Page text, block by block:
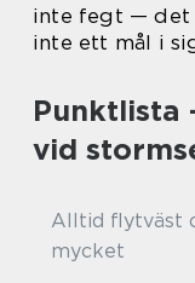
inte fegt — det
inte ett mål i
Punktlista
vid
Alltid flytväst
mycket